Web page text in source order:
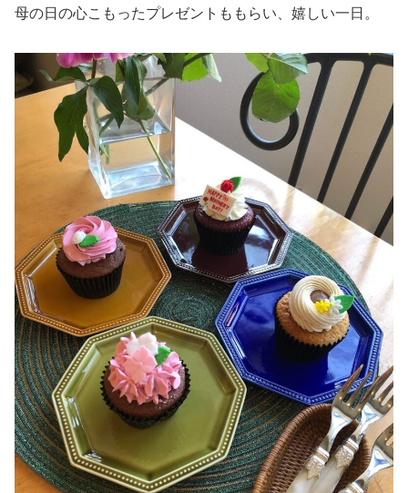
母の日の心こもったプレゼントももらい、嬉しい一日。